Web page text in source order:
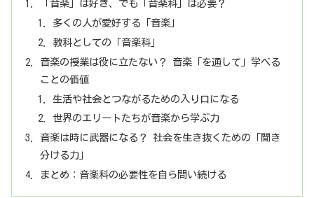
「音楽」は好き、でも「音楽科」は必要？
多くの人が愛好する「音楽」
教科としての「音楽科」
音楽の授業は役に立たない？ 音楽「を通して」学べる
ことの価値
生活や社会とつながるための入り口になる
世界のエリートたちが音楽から学ぶ力
音楽は時に武器になる？ 社会を生き抜くための「聞き
分ける力」
まとめ：音楽科の必要性を自ら問い続ける